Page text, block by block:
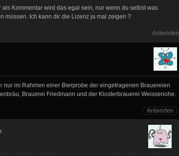
Kommentar wird das egal sein, nur wenn du selbst was
müssen. Ich kann dir die Lizenz ja mal zeigen ?
Antworten
nur im Rahmen einer Bierprobe der eingetragenen Brauereien
Brauerei Friedmann und der Klosterbrauerei Weissenohe.
Antworten